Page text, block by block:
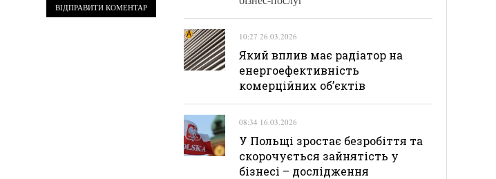
10:27 26.03.2026
Який вплив має радіатор на
енергоефективність
комерційних об’єктів
08:34 16.03.2026
У Польщі зростає безробіття та
скорочується зайнятість у
бізнесі – дослідження